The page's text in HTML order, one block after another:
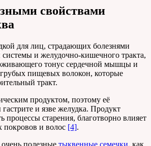
свойствами
для лиц, страдающих болезнями
системы и желудочно-кишечного тракта,
тонус сердечной мышцы и
пищевых волокон, которые
тракт.
продуктом, поэтому её
гастрите и язве желудка. Продукт
процессы старения, благотворно влияет
покровов и волос [4].
полезные тыквенные семечки, как